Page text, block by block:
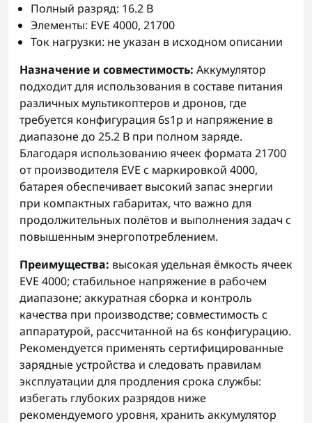
Полный разряд: 16.2 В
Элементы: EVE 4000, 21700
Ток нагрузки: не указан в исходном описании
Назначение и совместимость: Аккумулятор
подходит для использования в составе питания
различных мультикоптеров и дронов, где
требуется конфигурация 6s1p и напряжение в
диапазоне до 25.2 В при полном заряде.
Благодаря использованию ячеек формата 21700
от производителя EVE с маркировкой 4000,
батарея обеспечивает высокий запас энергии
при компактных габаритах, что важно для
продолжительных полётов и выполнения задач с
повышенным энергопотреблением.
Преимущества: высокая удельная ёмкость ячеек
EVE 4000; стабильное напряжение в рабочем
диапазоне; аккуратная сборка и контроль
качества при производстве; совместимость с
аппаратурой, рассчитанной на 6s конфигурацию.
Рекомендуется применять сертифицированные
зарядные устройства и следовать правилам
эксплуатации для продления срока службы:
избегать глубоких разрядов ниже
рекомендуемого уровня, хранить аккумулятор